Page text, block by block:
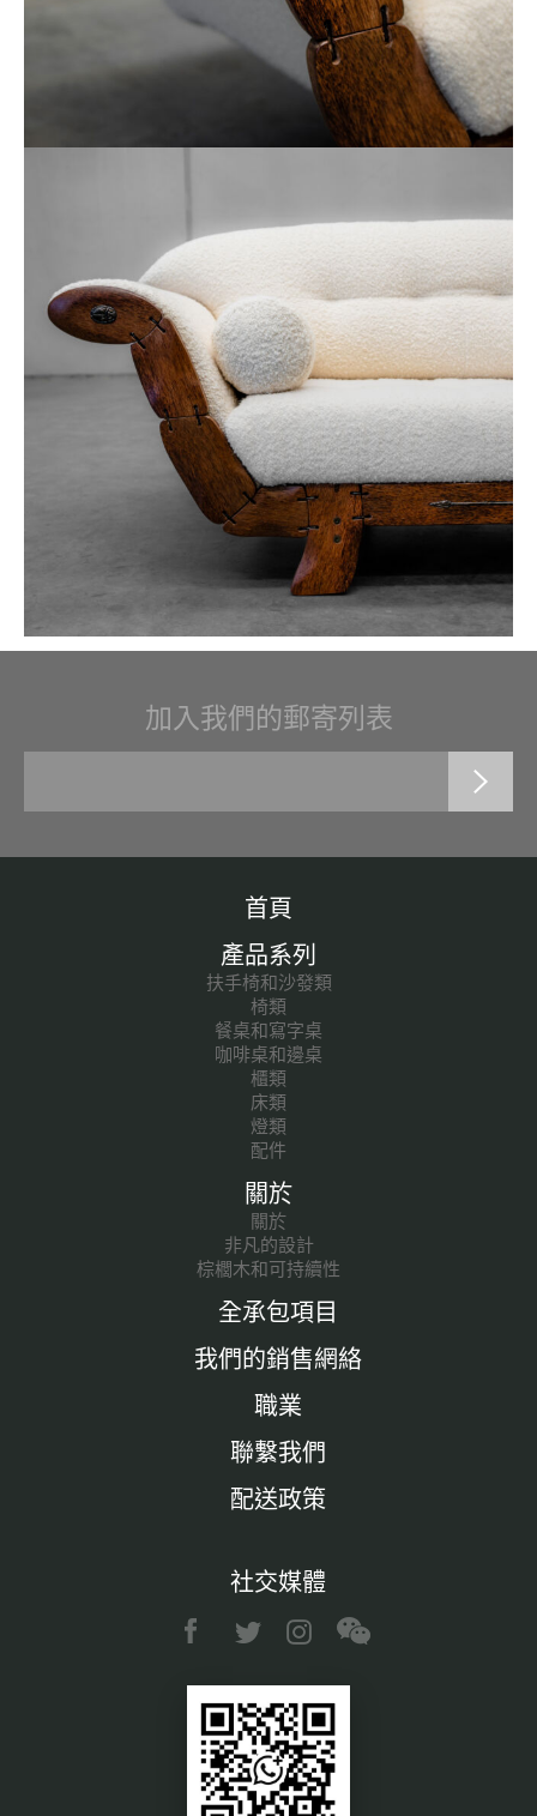
加入我們的郵寄列表
首頁
產品系列
扶手椅和沙發類
椅類
餐桌和寫字桌
咖啡桌和邊桌
櫃類
床類
燈類
配件
關於
關於
非凡的設計
棕櫚木和可持續性
全承包項目
我們的銷售網絡
職業
聯繫我們
配送政策
社交媒體